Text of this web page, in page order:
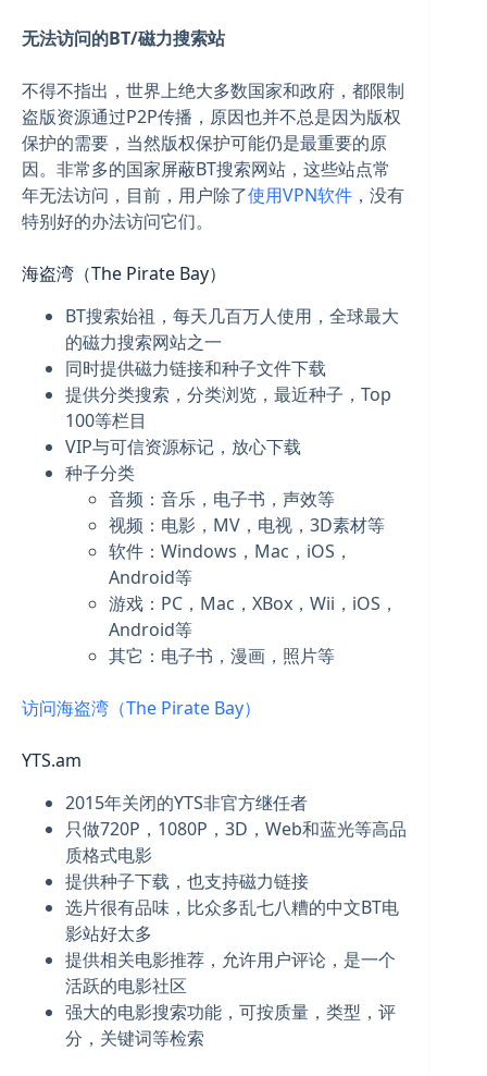
无法访问的BT/磁力搜索站
不得不指出，世界上绝大多数国家和政府，都限制
盗版资源通过P2P传播，原因也并不总是因为版权
保护的需要，当然版权保护可能仍是最重要的原
因。非常多的国家屏蔽BT搜索网站，这些站点常
年无法访问，目前，用户除了使用VPN软件 ，没有
特别好的办法访问它们。
海盗湾（The Pirate Bay）
BT搜索始祖，每天几百万人使用，全球最大
的磁力搜索网站之一
同时提供磁力链接和种子文件下载
提供分类搜索，分类浏览，最近种子，Top
100等栏目
VIP与可信资源标记，放心下载
种子分类
音频：音乐，电子书，声效等
视频：电影，MV，电视，3D素材等
软件：Windows，Mac，iOS，
Android等
游戏：PC，Mac，XBox，Wii，iOS，
Android等
其它：电子书，漫画，照片等
访问海盗湾（The Pirate Bay）
YTS.am
2015年关闭的YTS非官方继任者
只做720P，1080P，3D，Web和蓝光等高品
质格式电影
提供种子下载，也支持磁力链接
选片很有品味，比众多乱七八糟的中文BT电
影站好太多
提供相关电影推荐，允许用户评论，是一个
活跃的电影社区
强大的电影搜索功能，可按质量，类型，评
分，关键词等检索